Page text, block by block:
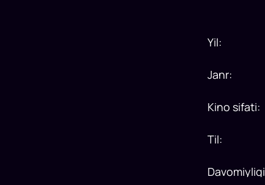
Yil:
Janr:
Kino sifati:
Til:
Davomiyligi